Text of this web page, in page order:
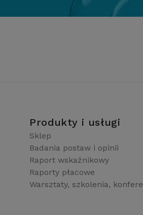
Produkty i usługi
Sklep
Badania postaw i opinii
Raport wskaźnikowy
Raporty płacowe
Warsztaty, szkolenia,